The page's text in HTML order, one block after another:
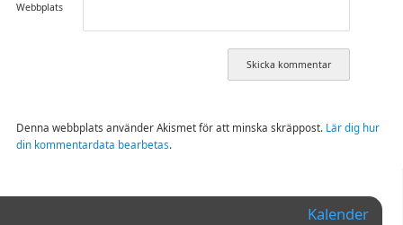
Webbplats
Denna webbplats använder Akismet för att minska skräppost. Lär dig hur
din kommentardata bearbetas.
Kalender